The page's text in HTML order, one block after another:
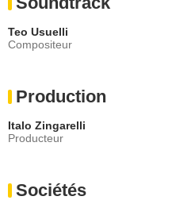
Teo Usuelli
Compositeur
Production
Italo Zingarelli
Producteur
Sociétés